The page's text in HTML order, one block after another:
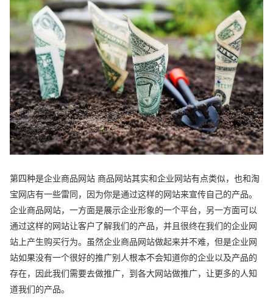
第四种是企业商品网站 商品网站其实和企业网站有点类似，也和淘
宝网店有一些雷同，因为你是通过这样的网站来宣传自己的产品。
企业商品网站，一方面是展示企业形象的一个平台，另一方面可以
通过这样的网站让客户了解我们的产品，并且很终在我们的企业网
站上产生购买行为。虽然企业商品网站做起来并不难，但是企业网
站如果没有一个很好的推广别人根本不会知道你的企业以及产品的
存在，因此我们需要去做推广，到各大网站做推广，让更多的人知
道我们的产品。